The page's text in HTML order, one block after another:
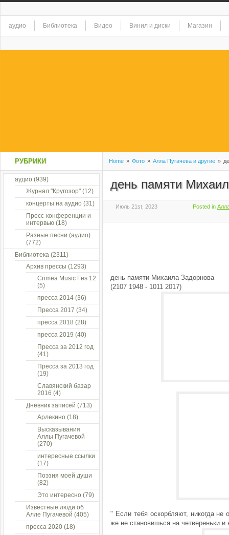
аудио Библиотека Видео Винил и диски Магазин
Home » Фото » Алла Пугачева и другие »
день памяти
Июль 21st, 2023 Posted in
день памяти Михаила Задорнова
(2107 1948 - 1011 2017)
" Если тебя оскорбляют, никогда не
же не становишься на четвереньки
РУБРИКИ
аудио (939)
Журнал "Кругозор" (12)
концерты на аудио (31)
Пресс-конференции и
интервью (18)
Разные песни (аудио)
(772)
Библиотека (2311)
Архив прессы (1293)
Crimea Music Fes 12
(5)
пресса 2014 (36)
Пресса 2017 (34)
пресса 2018 (28)
пресса 2019 (40)
Пресса за 2012 год
(41)
Пресса за 2013 год
(19)
Славянский базар
2016 (4)
Дневник записей (713)
Арлекино (18)
Высказывания
Аллы Пугачевой
(270)
интересные ссылки
(17)
Поэзия моей души
(82)
Это интересно (79)
Известные люди об
Алле Пугачевой (405)
пресса 2020 (18)